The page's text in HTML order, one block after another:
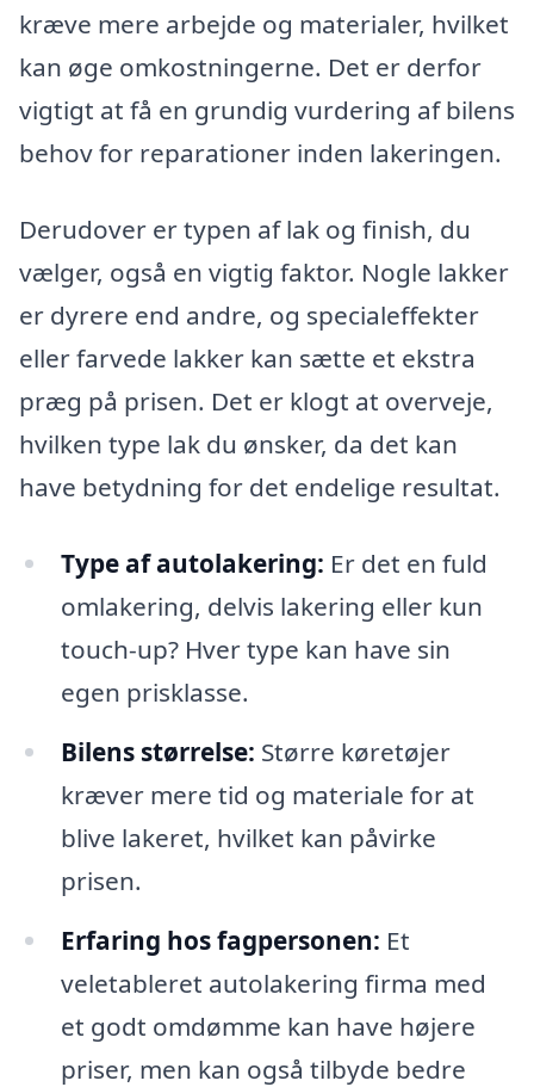
kræve mere arbejde og materialer, hvilket
kan øge omkostningerne. Det er derfor
vigtigt at få en grundig vurdering af bilens
behov for reparationer inden lakeringen.
Derudover er typen af lak og finish, du
vælger, også en vigtig faktor. Nogle lakker
er dyrere end andre, og specialeffekter
eller farvede lakker kan sætte et ekstra
præg på prisen. Det er klogt at overveje,
hvilken type lak du ønsker, da det kan
have betydning for det endelige resultat.
Type af autolakering: Er det en fuld
omlakering, delvis lakering eller kun
touch-up? Hver type kan have sin
egen prisklasse.
Bilens størrelse: Større køretøjer
kræver mere tid og materiale for at
blive lakeret, hvilket kan påvirke
prisen.
Erfaring hos fagpersonen: Et
veletableret autolakering firma med
et godt omdømme kan have højere
priser, men kan også tilbyde bedre